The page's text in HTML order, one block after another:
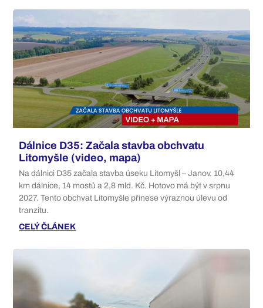
Dálnice D35: Začala stavba obchvatu
Litomyšle (video, mapa)
Na dálnici D35 začala stavba úseku Litomyšl – Janov. 10,44
km dálnice, 14 mostů a 2,8 mld. Kč. Hotovo má být v srpnu
2027. Tento obchvat Litomyšle přinese výraznou úlevu od
tranzitu.
CELÝ ČLÁNEK